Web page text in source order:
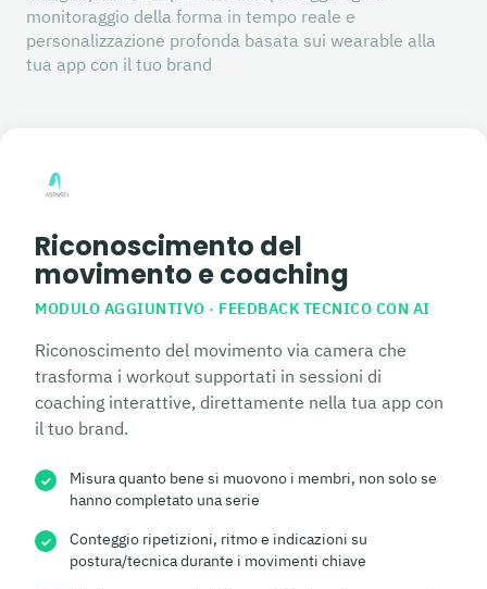
monitoraggio della forma in tempo reale e
personalizzazione profonda basata sui wearable alla
tua app con il tuo brand
Riconoscimento del
movimento e coaching
MODULO AGGIUNTIVO · FEEDBACK TECNICO CON AI
Riconoscimento del movimento via camera che
trasforma i workout supportati in sessioni di
coaching interattive, direttamente nella tua app con
il tuo brand.
✓
Misura quanto bene si muovono i membri, non solo se
hanno completato una serie
✓
Conteggio ripetizioni, ritmo e indicazioni su
postura/tecnica durante i movimenti chiave